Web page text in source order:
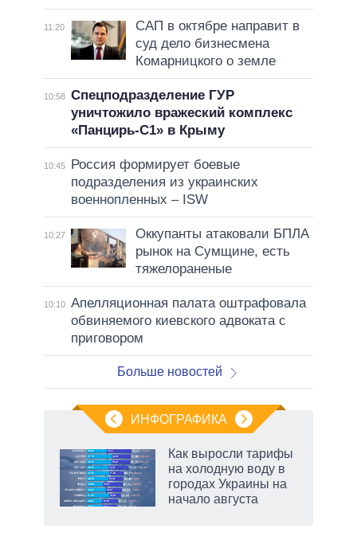
11:20
САП в октябре направит в
суд дело бизнесмена
Комарницкого о земле
10:58 Спецподразделение ГУР
уничтожило вражеский комплекс
«Панцирь-С1» в Крыму
10:45
Россия формирует боевые
подразделения из украинских
военнопленных – ISW
10:27
Оккупанты атаковали БПЛА
рынок на Сумщине, есть
тяжелораненые
10:10 Апелляционная палата оштрафовала
обвиняемого киевского адвоката с
приговором
Больше новостей
ИНФОГРАФИКА
Как выросли тарифы
на холодную воду в
городах Украины на
начало августа